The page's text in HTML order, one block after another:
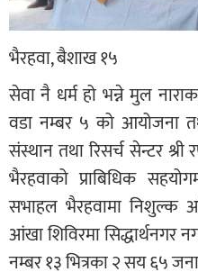
भैरहवा, बैशाख १५
सेवा नै धर्म हो भन्ने मुल
वडा नम्बर ५ को आयोजना
संस्थान तथा रिसर्च सेन्टर
भैरहवाको प्राबिधिक
सभाहल भैरहवामा निशुल्क
आंखा शिविरमा सिद्धार्थनगर
नम्बर १३ भित्रका २ सय ६५